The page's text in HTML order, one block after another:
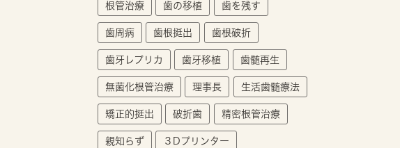
根管治療 歯の移植 歯を残す
歯周病 歯根挺出 歯根破折
歯牙レプリカ 歯牙移植 歯髄再生
無菌化根管治療 理事長 生活歯髄療法
矯正的挺出 破折歯 精密根管治療
親知らず ３Dプリンター